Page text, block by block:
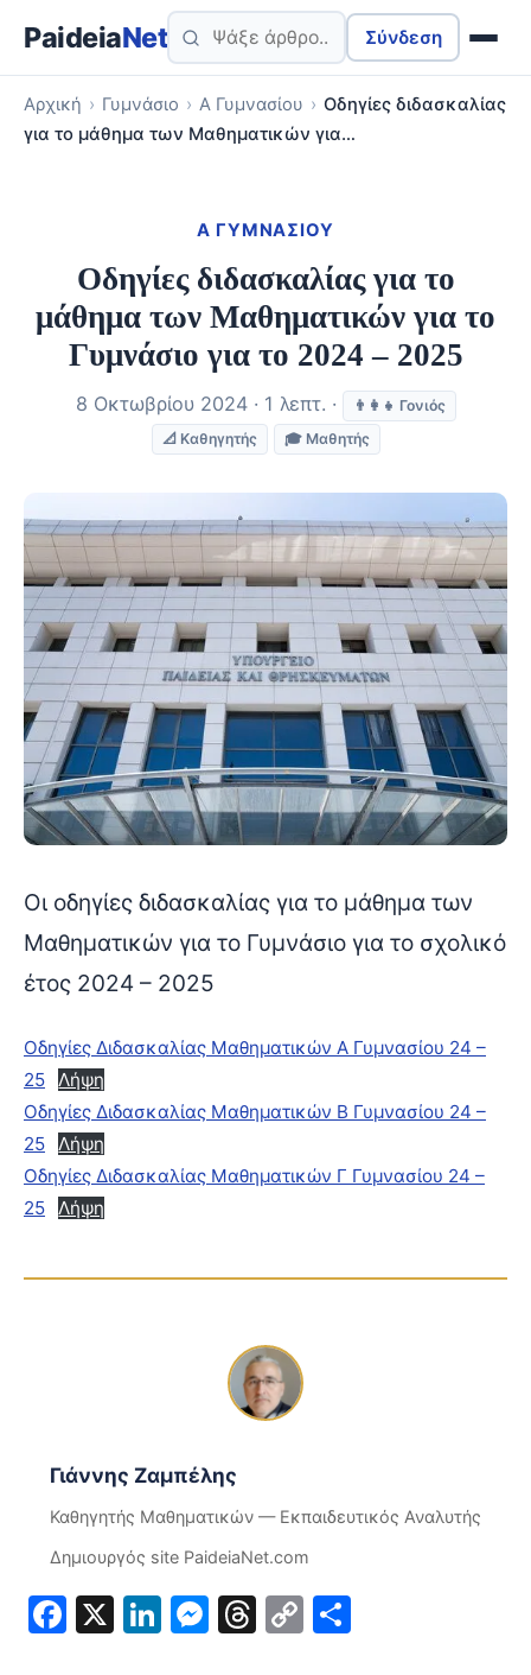
PaideiaNet Σύνδεση
Αρχική › Γυμνάσιο › Α Γυμνασίου › Οδηγίες διδασκαλίας
για το μάθημα των Μαθηματικών για…
Α ΓΥΜΝΑΣΊΟΥ
Οδηγίες διδασκαλίας για το
μάθημα των Μαθηματικών για το
Γυμνάσιο για το 2024 – 2025
8 Οκτωβρίου 2024 · 1 λεπτ. ·
👨‍👩‍👧 Γονιός
📐 Καθηγητής
🎓 Μαθητής
Οι οδηγίες διδασκαλίας για το μάθημα των
Μαθηματικών για το Γυμνάσιο για το σχολικό
έτος 2024 – 2025
Οδηγίες Διδασκαλίας Μαθηματικών Α Γυμνασίου 24 –
25
Λήψη
Οδηγίες Διδασκαλίας Μαθηματικών Β Γυμνασίου 24 –
25
Λήψη
Οδηγίες Διδασκαλίας Μαθηματικών Γ Γυμνασίου 24 –
25
Λήψη
Γιάννης Ζαμπέλης
Καθηγητής Μαθηματικών — Εκπαιδευτικός Αναλυτής
Δημιουργός site PaideiaNet.com
Facebook
X LinkedIn
Messenger
Threads
Copy